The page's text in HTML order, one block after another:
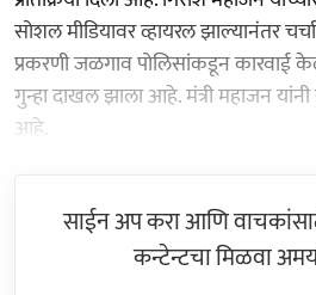
सोशल मीडियावर व्हायरल झाल्यानंतर
प्रकरणी जळगाव पोलिसांकडून कारवाई
गुन्हा दाखल झाला आहे. मंत्री महाजन यांनी
आहे.
साईन अप करा आणि
कन्टेन्टचा मिळवा